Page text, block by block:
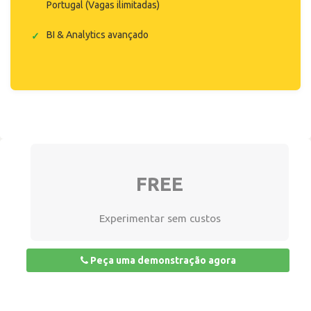
Portugal (Vagas ilimitadas)
BI & Analytics avançado
FREE
Experimentar sem custos
Peça uma demonstração agora